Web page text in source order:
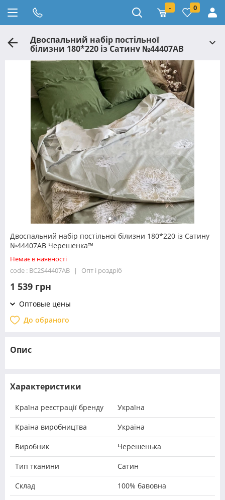
- 0
Двоспальний набір постільної
білизни 180*220 із Сатину №44407AB
Черешенка™
Двоспальний набір постільної білизни 180*220 із Сатину
№44407AB Черешенка™
Немає в наявності
code : BC2S44407AB
Опт і роздріб
1 539 грн
Оптовые цены
До обраного
Опис
Характеристики
Країна реєстрації бренду Україна
Країна виробництва Україна
Виробник Черешенька
Тип тканини Сатин
Склад 100% бавовна